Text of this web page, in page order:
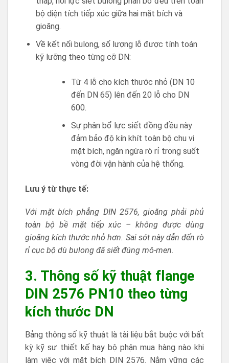
bộ diện tích tiếp xúc giữa hai mặt bích và
gioăng.
Về kết nối bulong, số lượng lỗ được tính toán
kỹ lưỡng theo từng cỡ DN:
Từ 4 lỗ cho kích thước nhỏ (DN 10
đến DN 65) lên đến 20 lỗ cho DN
600.
Sự phân bổ lực siết đồng đều này
đảm bảo độ kín khít toàn bộ chu vi
mặt bích, ngăn ngừa rò rỉ trong suốt
vòng đời vận hành của hệ thống.
Lưu ý từ thực tế:
Với mặt bích phẳng DIN 2576, gioăng phải phủ
toàn bộ bề mặt tiếp xúc – không được dùng
gioăng kích thước nhỏ hơn. Sai sót này dẫn đến rò
rỉ cục bộ dù bulong đã siết đúng mô-men.
3. Thông số kỹ thuật flange
DIN 2576 PN10 theo từng
kích thước DN
Bảng thông số kỹ thuật là tài liệu bắt buộc với bất
kỳ kỹ sư thiết kế hay bộ phận mua hàng nào khi
làm việc với mặt bích DIN 2576. Nắm vững các